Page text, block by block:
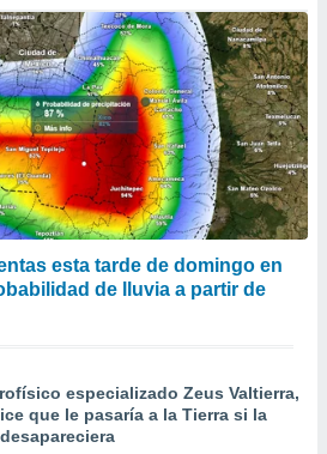
esta tarde de domingo en
de lluvia a partir de
especializado Zeus Valtierra,
que le pasaría a la Tierra si la